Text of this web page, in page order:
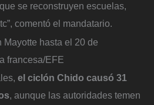
se reconstruyen escuelas,
comentó el mandatario.
Mayotte hasta el 20 de
francesa/EFE
el ciclón Chido causó 31
, aunque las autoridades temen